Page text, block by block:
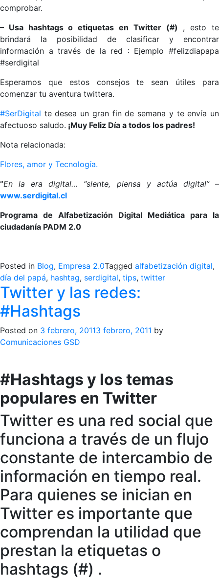
comprobar.
– Usa hashtags o etiquetasen Twitter (#) , esto te
brindará la posibilidad de clasificar y encontrar
información a través de la red : Ejemplo #felizdiapapa
#serdigital
Esperamos que estos consejos te sean útiles para
comenzar tu aventura twittera.
#SerDigital te desea un gran fin de semana y te envía un
afectuoso saludo. ¡Muy Feliz Día a todos los padres!
Nota relacionada:
Flores, amor y Tecnología.
“En la era digital… “siente, piensa y actúa digital” –
www.serdigital.cl
Programa de Alfabetización Digital Mediática para la
ciudadanía PADM 2.0
Posted in Blog, Empresa 2.0Tagged alfabetización digital,
día del papá, hashtag, serdigital, tips, twitter
Twitter y las redes:
#Hashtags
Posted on 3 febrero, 20113 febrero, 2011 by
Comunicaciones GSD
#Hashtags y los temas
populares en Twitter
Twitter es una red social que
funciona a través de un flujo
constante de intercambio de
información en tiempo real.
Para quienes se inician en
Twitter es importante que
comprendan la utilidad que
prestan la etiquetas o
hashtags (#) .